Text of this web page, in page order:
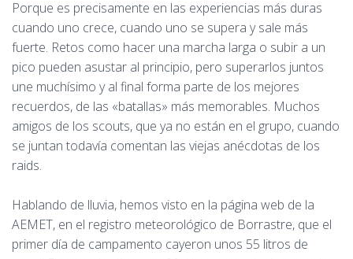
Porque es precisamente en las experiencias más duras
cuando uno crece, cuando uno se supera y sale más
fuerte. Retos como hacer una marcha larga o subir a un
pico pueden asustar al principio, pero superarlos juntos
une muchísimo y al final forma parte de los mejores
recuerdos, de las «batallas» más memorables. Muchos
amigos de los scouts, que ya no están en el grupo, cuando
se juntan todavía comentan las viejas anécdotas de los
raids.
Hablando de lluvia, hemos visto en la página web de la
AEMET, en el registro meteorológico de Borrastre, que el
primer día de campamento cayeron unos 55 litros de